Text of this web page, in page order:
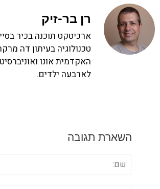
רן בר-זיק
ארכיטקט תוכנה בכיר
טכנולוגיה בעיתון דה
האקדמית אונו
לארבעה ילדים.
השארת תגובה